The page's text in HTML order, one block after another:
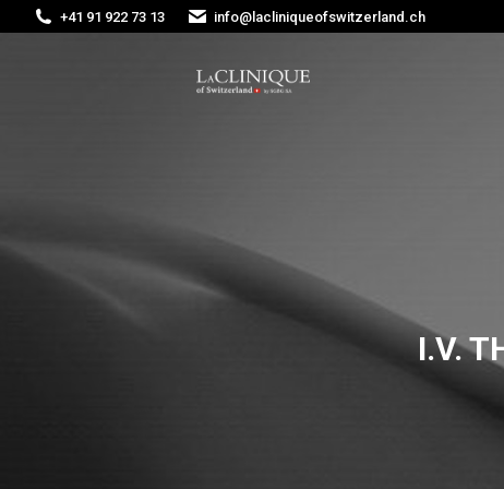
+41 91 922 73 13 info@lacliniqueofswitzerland.ch
I.V.